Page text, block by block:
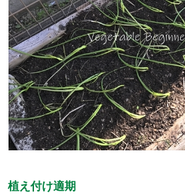
植え付け適期